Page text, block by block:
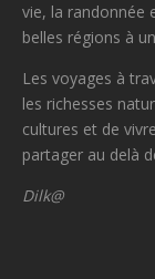
vie, la randonnée
belles régions à
Les voyages à
les richesses
cultures et de
partager au delà
Dilk@